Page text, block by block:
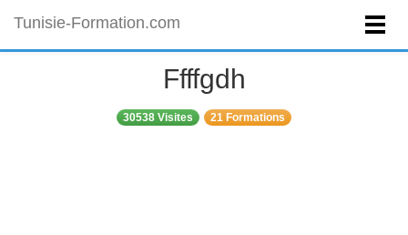
Tunisie-Formation.com
Ffffgdh
30538 Visites 21 Formations